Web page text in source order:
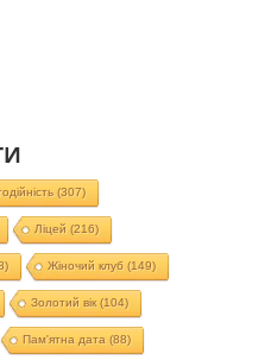
(307)
Ліцей (216)
Жіночий клуб (149)
Золотий вік(104)
Пам'ятна дата (88)